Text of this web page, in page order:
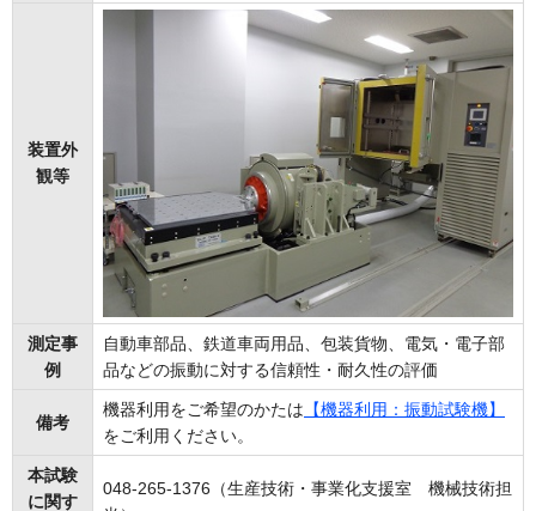
装置外
観等
測定事
例
自動車部品、鉄道車両用品、包装貨物、電気・電子部
品などの振動に対する信頼性・耐久性の評価
備考
機器利用をご希望のかたは 【機器利用：振動試験機】
をご利用ください。
本試験
に関す
048-265-1376（生産技術・事業化支援室 機械技術担